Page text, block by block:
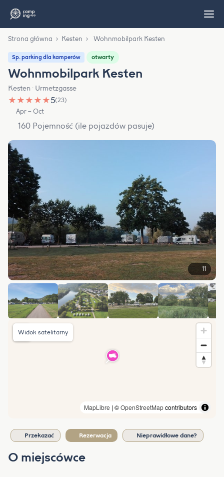
Strona główna › Kesten › Wohnmobilpark Kesten
Sp. parking dla kamperów otwarty
Wohnmobilpark Kesten
Kesten · Urmetzgasse
★ ★ ★ ★ ★5(23)
Apr – Oct
160 Pojemność (ile pojazdów pasuje)
11
MapLibre | ©OpenStreetMapcontributors
Widok satelitarny
Przekazać Rezerwacja Nieprawidłowe dane?
O miejscówce